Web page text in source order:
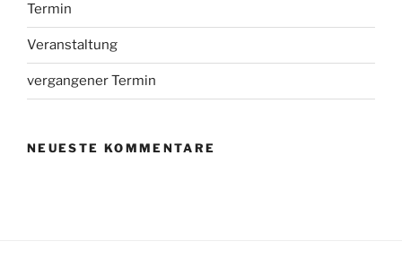
Termin
Veranstaltung
vergangener Termin
NEUESTE KOMMENTARE